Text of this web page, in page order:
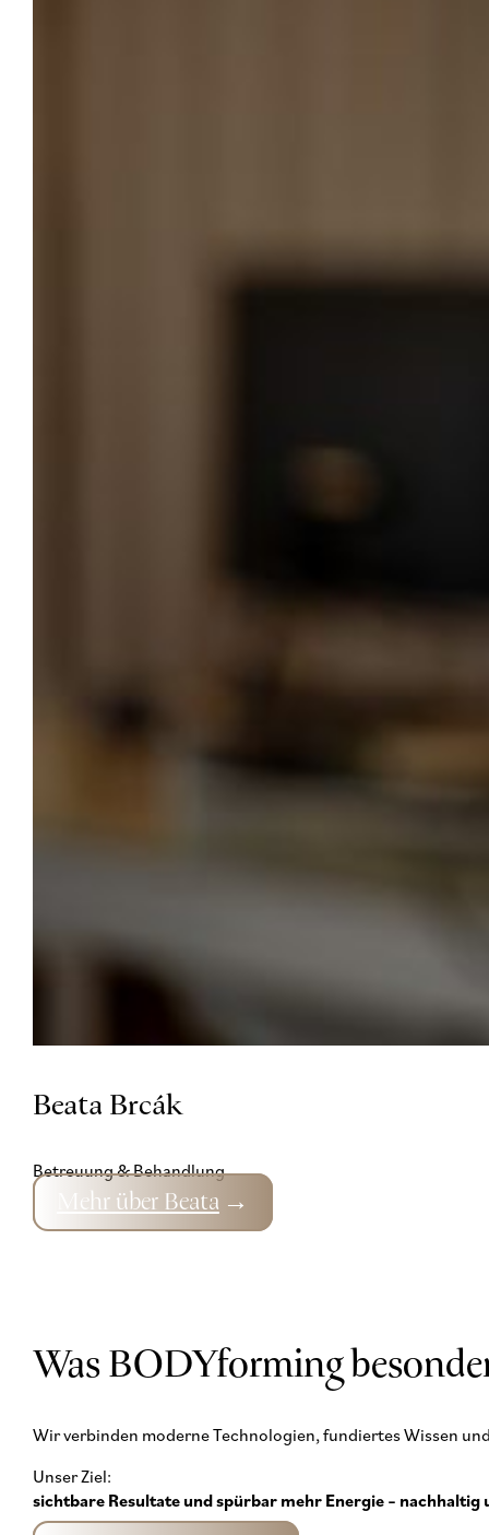
Beata Brcák
Betreuung & Behandlung
Mehr über Beata
Was BODYforming
Wir verbinden moderne Technologien, fundiertes Wissen
Unser Ziel:
sichtbare Resultate und spürbar mehr Energie – nachhaltig